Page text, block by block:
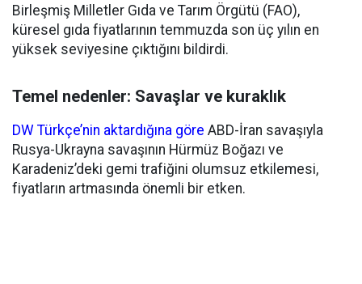
Birleşmiş Milletler Gıda ve Tarım Örgütü (FAO),
küresel gıda fiyatlarının temmuzda son üç yılın en
yüksek seviyesine çıktığını bildirdi.
Temel nedenler: Savaşlar ve kuraklık
DW Türkçe’nin aktardığına göre ABD-İran savaşıyla
Rusya-Ukrayna savaşının Hürmüz Boğazı ve
Karadeniz’deki gemi trafiğini olumsuz etkilemesi,
fiyatların artmasında önemli bir etken.